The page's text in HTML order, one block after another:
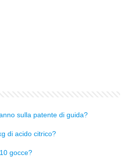
sulla patente di guida?
di acido citrico?
gocce?